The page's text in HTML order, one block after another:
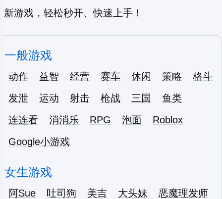
新游戏，轻松秒开、快速上手！
一般游戏
动作 益智 经营 赛车 休闲 策略
格斗
发泄
运动 射击 枪战 三国
鱼类
连连看
消消乐 RPG 泡面
Roblox
Google小游戏
女生游戏
阿Sue 吐司狗 美吉 大头妹 恶魔理发师